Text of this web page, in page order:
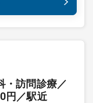
・訪問診療／
円／駅近